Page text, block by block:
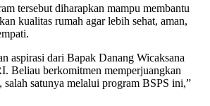
tersebut diharapkan mampu membantu
kualitas rumah agar lebih sehat, aman,
aspirasi dari Bapak Danang Wicaksana
Beliau berkomitmen memperjuangkan
salah satunya melalui program BSPS ini,”